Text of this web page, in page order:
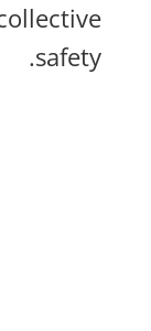
safety.